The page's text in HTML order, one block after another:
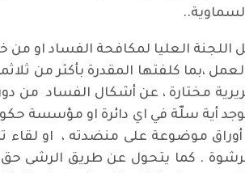
العليا لمكافحة الفساد او
تقريرية مختارة ، عن أشكال الفساد من
أية سلّة في اي دائرة او مؤسسة
أوراق موضوعة على منضدته ، او
. كما يتحول عن طريق الرشى